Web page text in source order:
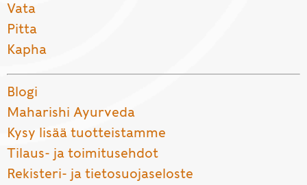
Vata
Pitta
Kapha
Blogi
Maharishi Ayurveda
Kysy lisää tuotteistamme
Tilaus- ja toimitusehdot
Rekisteri- ja tietosuojaseloste